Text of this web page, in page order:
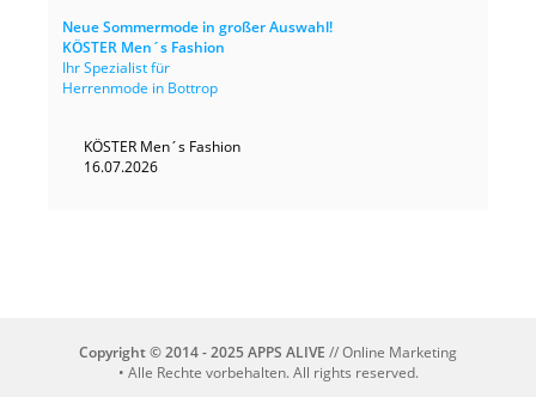
Neue Sommermode in großer Auswahl!
KÖSTER Men´s Fashion
Ihr Spezialist für
Herrenmode in Bottrop
KÖSTER Men´s Fashion
16.07.2026
Copyright © 2014 - 2025 APPS ALIVE // Online Marketing
• Alle Rechte vorbehalten. All rights reserved.